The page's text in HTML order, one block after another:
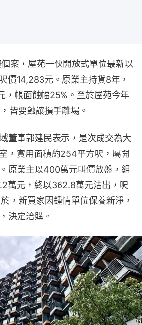
案，屋苑一伙開放式單位最新以
價14,283元。原業主持貨8年，
，帳面蝕幅25%。至於屋苑今年
皆要蝕讓損手離場。
董事郭建民表示，是次成交為大
，實用面積約254平方呎，屬開
原業主以400萬元叫價放盤，組
萬元，終以362.8萬元沽出，呎
，新買家因鍾情單位保養新淨，
決定洽購。